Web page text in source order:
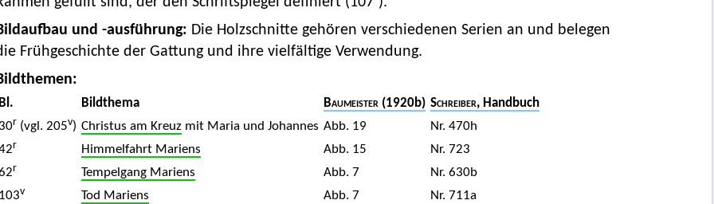
und -ausführung: Die Holzschnitte gehören verschiedenen Serien an und belegen
Frühgeschichte der Gattung und ihre vielfältige Verwendung.
Bildthema Baumeister(1920b) Schreiber, Handbuch
r (vgl. 205v) Christus am Kreuzmit Maria und Johannes Abb. 19
Nr. 470h
r Himmelfahrt Mariens Abb. 15
Nr. 723
r Tempelgang Mariens Abb. 7
Nr. 630b
v Tod Mariens Abb. 7
Nr. 711a